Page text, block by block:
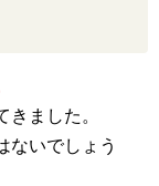
ました。
ないでしょう